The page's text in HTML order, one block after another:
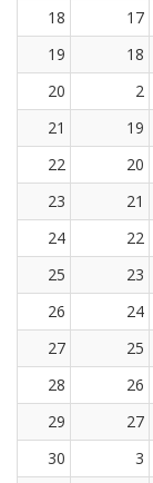
18
17
19
18
20
2
21
19
22
20
23
21
24
22
25
23
26
24
27
25
28
26
29
27
30
3